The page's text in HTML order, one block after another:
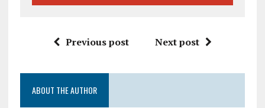
Previous post Next post
ABOUT THE AUTHOR